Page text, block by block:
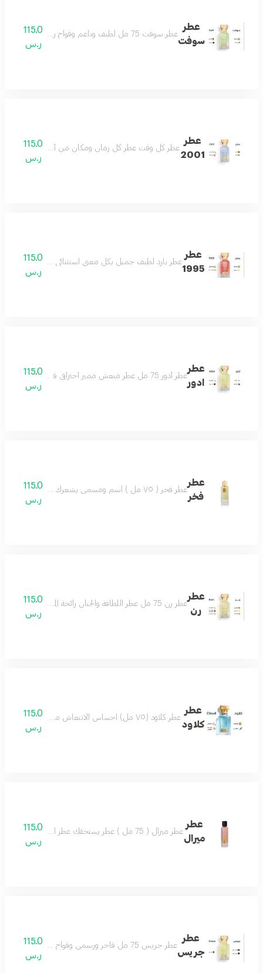
عطر
سوفت
عطر سوفت 75 مل لطيف وناعم وفواح رائحة تملك القلب منعش ويصنع يومك بجماله مناسب للجنسين
115.0
ر.س
عطر
2001
عطر كل وقت عطر كل زمان ومكان من أجمل العطور
115.0
ر.س
عطر
1995
عطر بارد لطيف جميل بكل معنى استثنائي للغاية
115.0
ر.س
عطر
ادور
عطر أدور 75 مل عطر منعش مميز احترافي فواح للغاية يحلق بك في سماء الجمال مكونات العطر ورد ياسمين مسك باتشولي
115.0
ر.س
عطر
فخر
عطر فخر ( ٧٥ مل ) اسم ومسمى يشعرك بالفخر عطر للجنسين مميز كل وقت لطيف وبادر عطر مميز جميل بكل وقت مكونات العطر : مسك - عنبر - السوسن - فانيلا
115.0
ر.س
عطر
رن
عطر رن 75 مل عطر اللطافة والحنان رائحة المطر مناسب لكل الأذواق حتماً سيعجبك مكونات العطر البرتقال الماندرين الكمثرى الياسمين المسك خشب الصندل
115.0
ر.س
عطر
كلاود
عطر كلاود (٧٥ مل) احساس الانتعاش من أول رشة عطر مميز جميل بكل وقت من أجمل العطور وأكثرها تميز مكونات العطر البرغموت الياسمين لافندر لوتس
115.0
ر.س
عطر
ميرال
عطر ميرال ( 75 مل ) عطر يستحقك عطر الجمال والشتاء تركيبة ساحرة تضفي لشتائك مزيجاً من التميز و الثبات.
115.0
ر.س
عطر
جريس
عطر جريس 75 مل فاخر ورسمي وفواح ومميز مثالي للمناسبات الخاصة يجعلك تتألق بثقة مكوناته الراقية من التوت واللذر والزعفران تمنحك رائحة أنيقة تدوم طويلا اختيارك الأفضل للإطلالة المتكاملة
115.0
ر.س